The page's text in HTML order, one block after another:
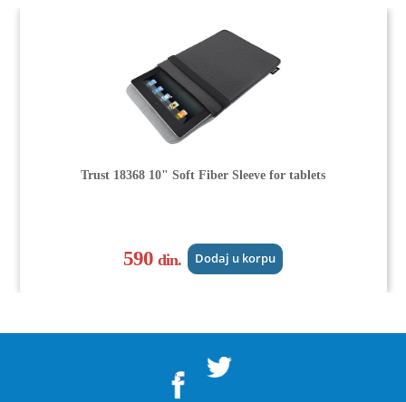
Trust 18368 10" Soft Fiber Sleeve for tablets
590din. Dodaj u korpu
">